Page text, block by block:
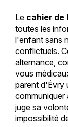
Le cahier de
toutes les
l'enfant sans
conflictuels.
alternance,
vous
parent d'Évry
juge sa
impossibilité